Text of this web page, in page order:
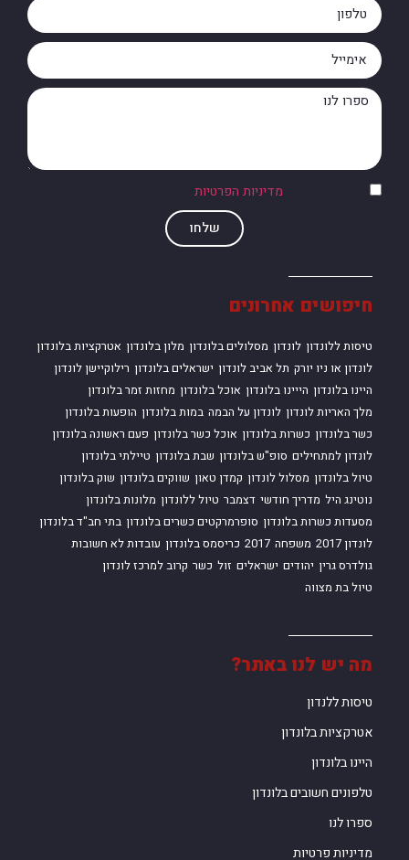
מה יש לנו באתר?
טיסות ללנדון
אטרקציות בלונדון
היינו בלונדון
טלפונים חשובים בלונדון
ספרו לנו
מדיניות פרטיות
חיפושים אחרונים
טיסות ללונדון לונדון מסלולים בלונדון מלון בלונדון אטרקציות בלונדון
לונדון או ניו יורק תל אביב לונדון ישראלים בלונדון רילוקיישן לונדון
היינו בלונדון הייינו בלונדון אוכל בלונדון מחזות זמר בלונדון
מלך האריות לונדון לונדון על הבמה במות בלונדון הופעות בלונדון
כשר בלונדון כשרות בלונדון אוכל כשר בלונדון פעם ראשונה בלונדון
לונדון למתחילים סופ"ש בלונדון שבת בלונדון טיילתי בלונדון
טיול בלונדון מסלול לונדון קמדן טאון שווקים בלונדון שוק בלונדון
נוטינג היל מדריך חודשי דצמבר טיול ללונדון מלונות בלונדון
מסעדות כשרות בלונדון סופרמרקטים כשרים בלונדון בתי חב"ד בלונדון
לונדון 2017
משפחה 2017 כריסמס בלונדון עובדות לא חשובות
גולדרס גרין יהודים ישראלים זול כשר קרוב למרכז לונדון
טיול בת מצווה
מדיניות הפרטיות
שלחו